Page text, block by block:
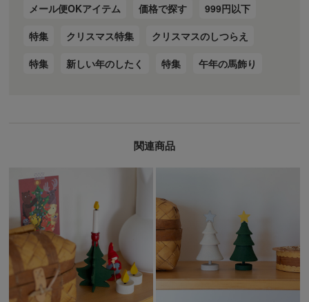
メール便OKアイテム
価格で探す
999円以下
特集
クリスマス特集
クリスマスのしつらえ
特集
新しい年のしたく 特集 午年の馬飾り
関連商品